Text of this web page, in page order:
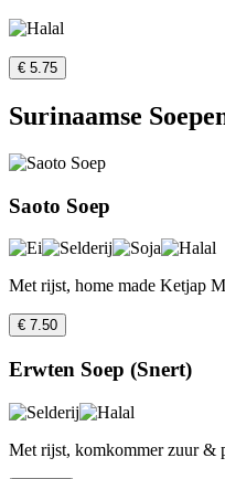
€ 5.75
Surinaamse
Saoto Soep
Met rijst, home made Ketjap
€ 7.50
Erwten Soep (Snert)
Met rijst, komkommer zuur &